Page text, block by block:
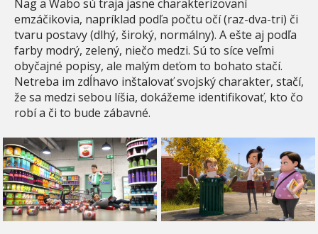
Nag a Wabo sú traja jasne charakterizovaní
emzáčikovia, napríklad podľa počtu očí (raz-dva-tri) či
tvaru postavy (dlhý, široký, normálny). A ešte aj podľa
farby modrý, zelený, niečo medzi. Sú to síce veľmi
obyčajné popisy, ale malým deťom to bohato stačí.
Netreba im zdĺhavo inštalovať svojský charakter, stačí,
že sa medzi sebou líšia, dokážeme identifikovať, kto čo
robí a či to bude zábavné.